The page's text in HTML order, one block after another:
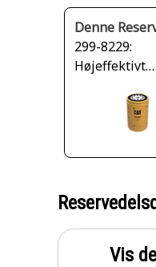
Denne
299-8229:
Højeffektivt
Vis